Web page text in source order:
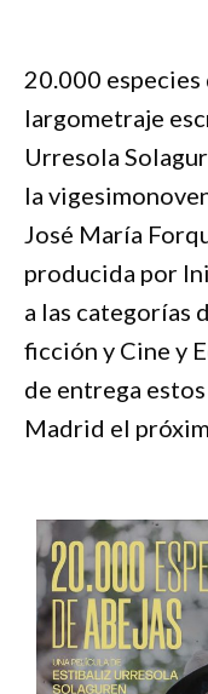
20.000 especies
largometraje
Urresola
la
José María
producida por
a las categorías
ficción y Cine y
de entrega
Madrid el